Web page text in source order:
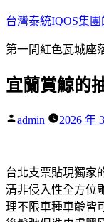
跳
主
內
台灣泰統IQOS集
第一間紅色瓦城座
宜蘭賞鯨的
作
admin 2026 年
台北支票貼現獨家
清非侵入性全方位
理不限車種車齡皆